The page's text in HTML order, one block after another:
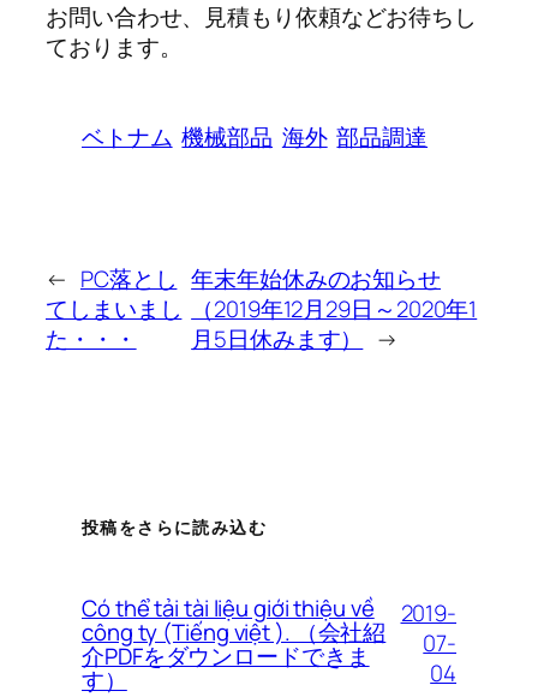
お問い合わせ、見積もり依頼などお待ちし
ております。
ベトナム 機械部品 海外 部品調達
← PC落とし
てしまいまし
た・・・
年末年始休みのお知らせ
（2019年12月29日～2020年1
月5日休みます）
→
投稿をさらに読み込む
Có thể tải tài liệu giới thiệu về
công ty (Tiếng việt ). （会社紹
介PDFをダウンロードできま
す）
2019-
07-
04